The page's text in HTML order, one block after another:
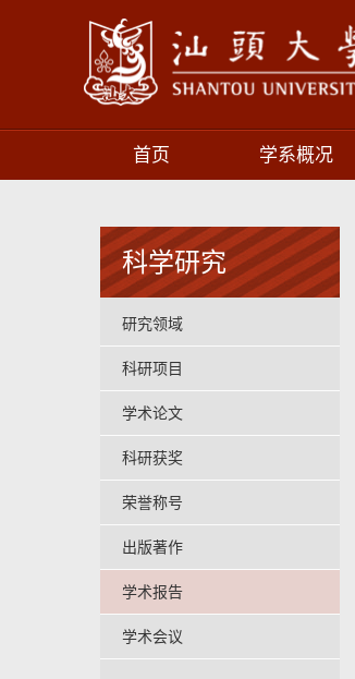
首页 学系概况
科学研究
研究领域
科研项目
学术论文
科研获奖
荣誉称号
出版著作
学术报告
学术会议